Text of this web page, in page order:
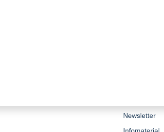
Newsletter